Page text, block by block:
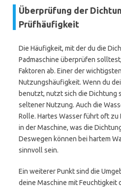
Überprüfung der
Prüfhäufigkeit
Die Häufigkeit, mit der du die
Padmaschine überprüfen
Faktoren ab. Einer der
Nutzungshäufigkeit. Wenn du
benutzt, nutzt sich die Dichtung
seltener Nutzung. Auch die
Rolle. Hartes Wasser führt oft zu
in der Maschine, was die
Deswegen können bei hartem
sinnvoll sein.
Ein weiterer Punkt sind die
deine Maschine mit Feuchtigkeit